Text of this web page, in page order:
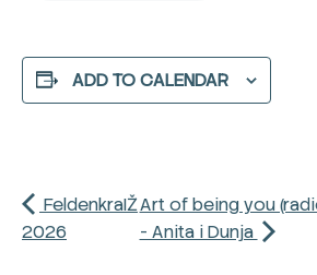
ADD TO CALENDAR
FeldenkraIŽ
2026
Art of being you
- Anita i Dunja